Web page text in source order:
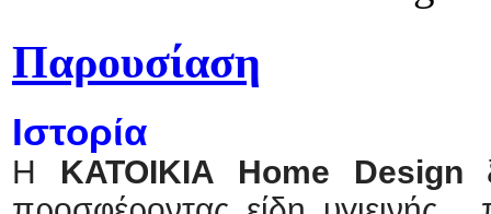
Παρουσίαση
Ιστορία
H ΚΑΤΟΙΚΙΑ Home Design